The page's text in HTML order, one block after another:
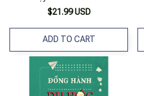
$21.99 USD
ADD TO CART